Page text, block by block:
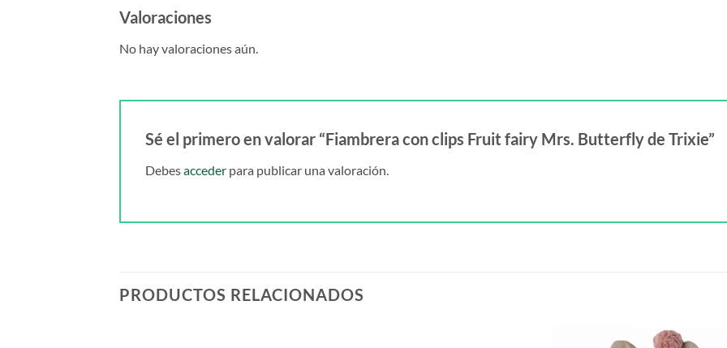
Valoraciones
No hay valoraciones aún.
Sé el primero en valorar “Fiambrera con clips Fruit fairy Mrs. Butterfly de Trixie”
Debesacceder para publicar una valoración.
PRODUCTOS RELACIONADOS